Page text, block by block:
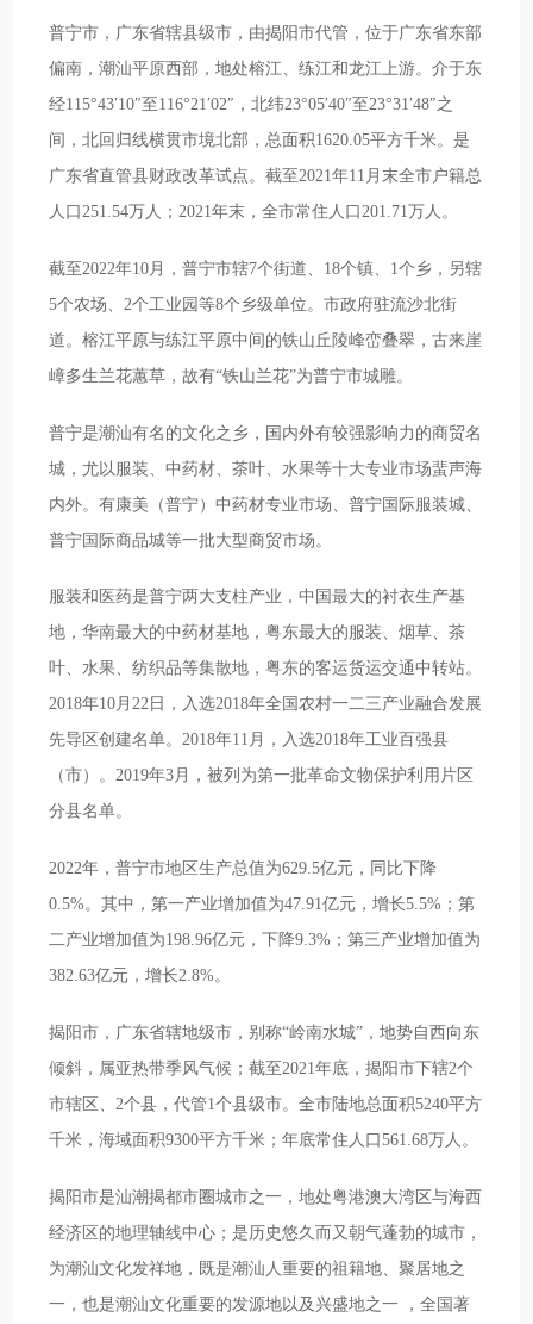
普宁市，广东省辖县级市，由揭阳市代管，位于广东省东部
偏南，潮汕平原西部，地处榕江、练江和龙江上游。介于东
经115°43′10″至116°21′02″，北纬23°05′40″至23°31′48″之
间，北回归线横贯市境北部，总面积1620.05平方千米。是
广东省直管县财政改革试点。截至2021年11月末全市户籍总
人口251.54万人；2021年末，全市常住人口201.71万人。
截至2022年10月，普宁市辖7个街道、18个镇、1个乡，另辖
5个农场、2个工业园等8个乡级单位。市政府驻流沙北街
道。榕江平原与练江平原中间的铁山丘陵峰峦叠翠，古来崖
嶂多生兰花蕙草，故有“铁山兰花”为普宁市城雕。
普宁是潮汕有名的文化之乡，国内外有较强影响力的商贸名
城，尤以服装、中药材、茶叶、水果等十大专业市场蜚声海
内外。有康美（普宁）中药材专业市场、普宁国际服装城、
普宁国际商品城等一批大型商贸市场。
服装和医药是普宁两大支柱产业，中国最大的衬衣生产基
地，华南最大的中药材基地，粤东最大的服装、烟草、茶
叶、水果、纺织品等集散地，粤东的客运货运交通中转站。
2018年10月22日，入选2018年全国农村一二三产业融合发展
先导区创建名单。2018年11月，入选2018年工业百强县
（市）。2019年3月，被列为第一批革命文物保护利用片区
分县名单。
2022年，普宁市地区生产总值为629.5亿元，同比下降
0.5%。其中，第一产业增加值为47.91亿元，增长5.5%；第
二产业增加值为198.96亿元，下降9.3%；第三产业增加值为
382.63亿元，增长2.8%。
揭阳市，广东省辖地级市，别称“岭南水城”，地势自西向东
倾斜，属亚热带季风气候；截至2021年底，揭阳市下辖2个
市辖区、2个县，代管1个县级市。全市陆地总面积5240平方
千米，海域面积9300平方千米；年底常住人口561.68万人。
揭阳市是汕潮揭都市圈城市之一，地处粤港澳大湾区与海西
经济区的地理轴线中心；是历史悠久而又朝气蓬勃的城市，
为潮汕文化发祥地，既是潮汕人重要的祖籍地、聚居地之
一，也是潮汕文化重要的发源地以及兴盛地之一 ，全国著